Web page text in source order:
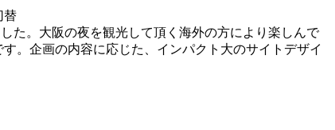
替
た。大阪の夜を観光して頂く海外の方により楽しんで
。企画の内容に応じた、インパクト大のサイトデザイ